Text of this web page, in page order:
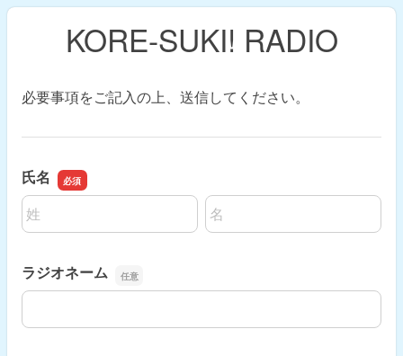
KORE-SUKI! RADIO
必要事項をご記入の上、送信してください。
氏名
名前の姓
名前の名
ラジオネーム
ラジオネーム